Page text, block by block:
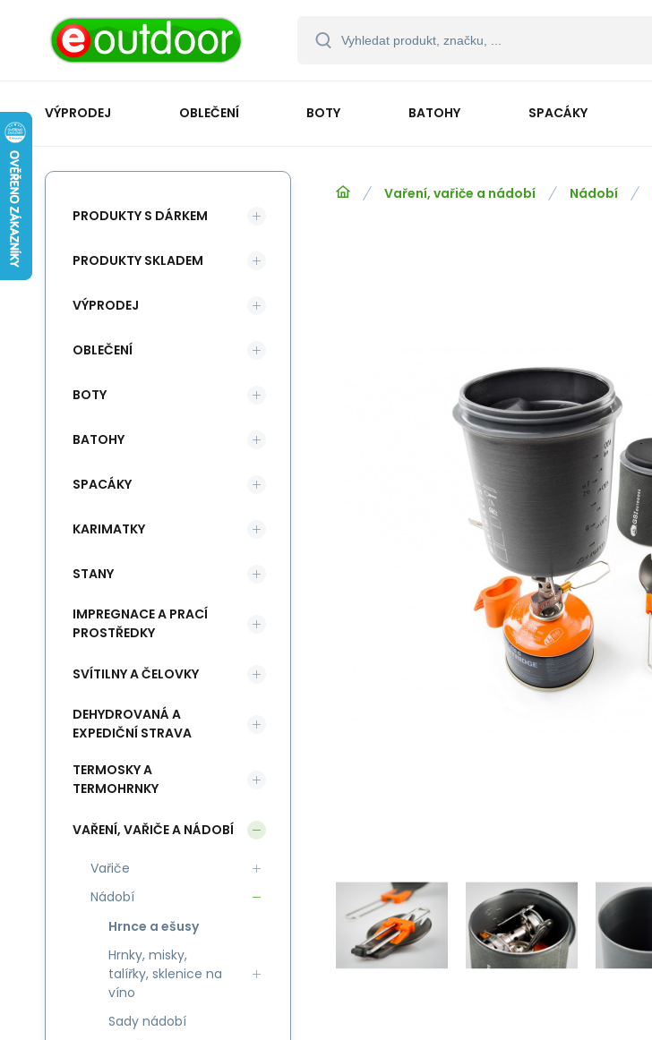
VÝPRODEJ OBLEČENÍ BOTY BATOHY SPACÁKY
Vaření, vařiče a nádobí Nádobí
PRODUKTY S DÁRKEM
PRODUKTY SKLADEM
VÝPRODEJ
OBLEČENÍ
BOTY
BATOHY
SPACÁKY
KARIMATKY
STANY
IMPREGNACE A PRACÍ
PROSTŘEDKY
SVÍTILNY A ČELOVKY
DEHYDROVANÁ A
EXPEDIČNÍ STRAVA
TERMOSKY A
TERMOHRNKY
VAŘENÍ, VAŘIČE A NÁDOBÍ
Vařiče
Nádobí
Hrnce a ešusy
Hrnky, misky,
talířky, sklenice na
víno
Sady nádobí